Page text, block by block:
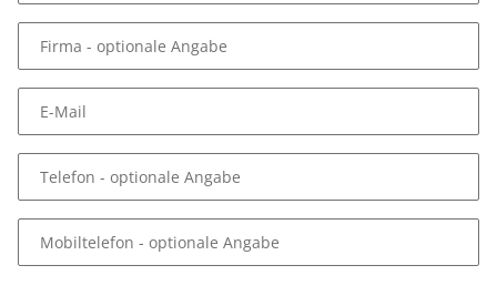
Firma - optionale Angabe
E-Mail
Telefon - optionale Angabe
Mobiltelefon - optionale Angabe